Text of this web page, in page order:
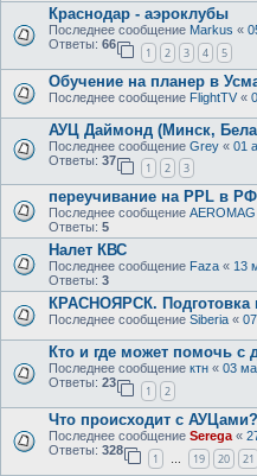
Краснодар - аэроклубы
Последнее сообщение Markus «
Ответы: 66
1 2 3 4 5
Обучение на планер в
Последнее сообщение FlightTV «
АУЦ Даймонд (Минск,
Последнее сообщение Grey « 01
Ответы: 37
1 2 3
переучивание на PPL в
Последнее сообщение AEROMAG
Ответы: 5
Налет КВС
Последнее сообщение Faza « 13
Ответы: 3
КРАСНОЯРСК. Подготовка
Последнее сообщение Siberia «
Кто и где может помочь с
Последнее сообщение ктн « 03
Ответы: 23
1 2
Что происходит с АУЦами?
Последнее сообщение Serega «
Ответы: 328
1 … 19 20 21